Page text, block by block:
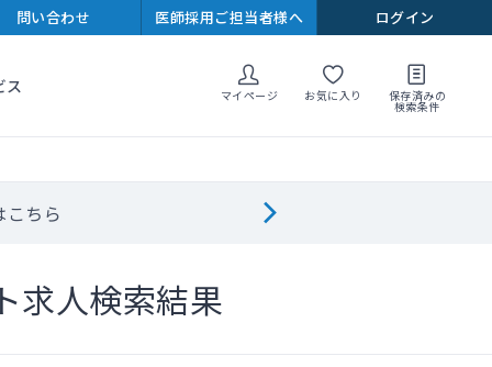
問い合わせ 医師採用ご担当者様へ ログイン
ス マイページ お気に入り 保存済みの
検索条件
ちら
求人検索結果